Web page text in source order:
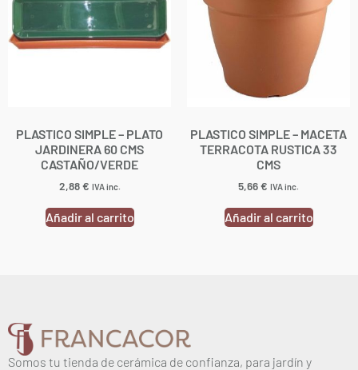
PLASTICO SIMPLE – PLATO
JARDINERA 60 CMS
CASTAÑO/VERDE
2,88€ IVA inc.
Añadir al carrito
PLASTICO SIMPLE – MACETA
TERRACOTA RUSTICA 33
CMS
5,66€ IVA inc.
Añadir al carrito
Somos tu tienda de cerámica de confianza, para jardín y